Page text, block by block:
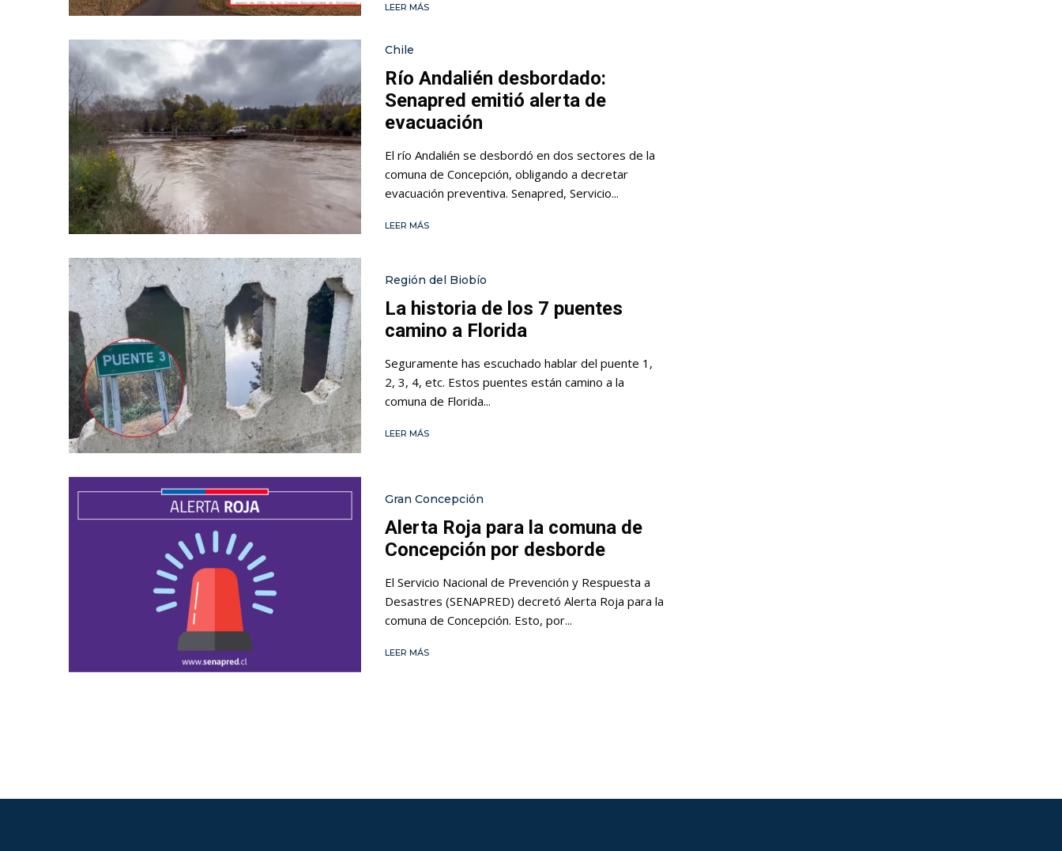
LEER MÁS
Chile
Río Andalién desbordado:
Senapred emitió alerta de
evacuación
El río Andalién se desbordó en dos sectores de la
comuna de Concepción, obligando a decretar
evacuación preventiva. Senapred, Servicio...
LEER MÁS
Región del Biobío
La historia de los 7 puentes
camino a Florida
Seguramente has escuchado hablar del puente 1,
2, 3, 4, etc. Estos puentes están camino a la
comuna de Florida...
LEER MÁS
Gran Concepción
Alerta Roja para la comuna de
Concepción por desborde
El Servicio Nacional de Prevención y Respuesta a
Desastres (SENAPRED) decretó Alerta Roja para la
comuna de Concepción. Esto, por...
LEER MÁS